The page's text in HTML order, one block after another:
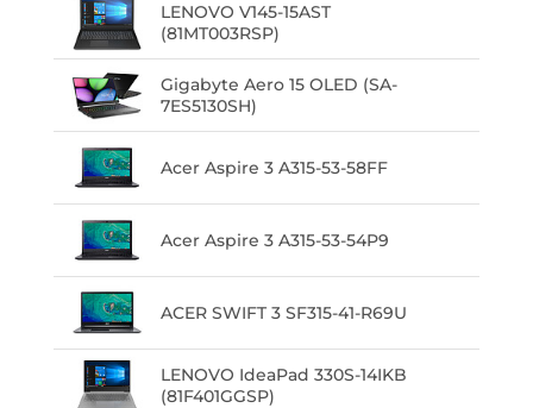
LENOVO V145-15AST
(81MT003RSP)
Gigabyte Aero 15 OLED (SA-
7ES5130SH)
Acer Aspire 3 A315-53-58FF
Acer Aspire 3 A315-53-54P9
ACER SWIFT 3 SF315-41-R69U
LENOVO IdeaPad 330S-14IKB
(81F401GGSP)